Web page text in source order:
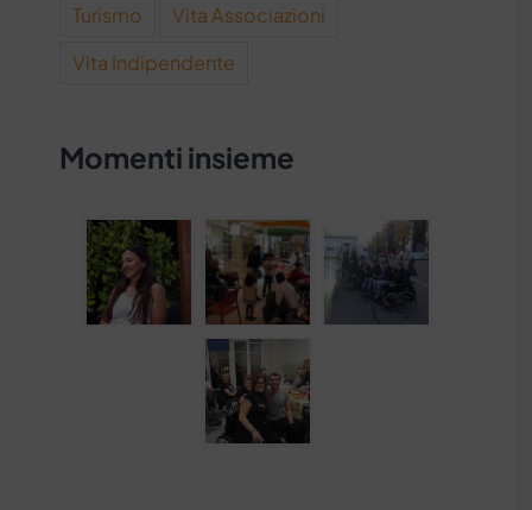
Turismo
Vita Associazioni
Vita Indipendente
Momenti insieme